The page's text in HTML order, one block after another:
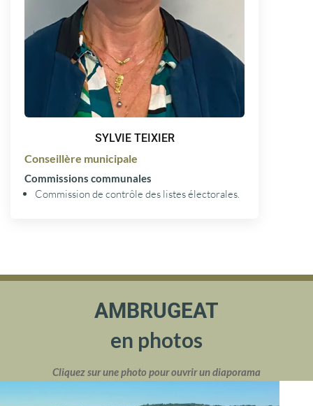
SYLVIE TEIXIER
Conseillère municipale
Commissions communales
Commission de contrôle des listes électorales.
AMBRUGEAT
en photos
Cliquez sur une photo pour ouvrir un diaporama